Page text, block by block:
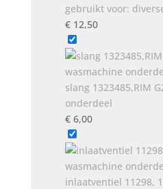
gebruikt voor:
€12,50
slang 1323485,RIM
onderdeel
€6,00
inlaatventiel 11298,